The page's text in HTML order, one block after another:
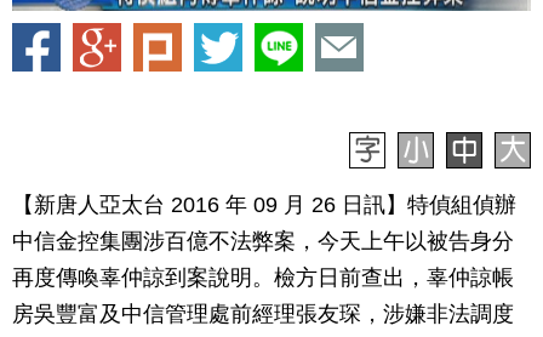
【新唐人亞太台 2016 年 09 月 26 日訊】特偵組偵辦
中信金控集團涉百億不法弊案，今天上午以被告身分
再度傳喚辜仲諒到案說明。檢方日前查出，辜仲諒帳
房吳豐富及中信管理處前經理張友琛，涉嫌非法調度